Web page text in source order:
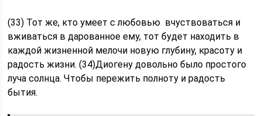
(33) Тот же, кто умеет с любовью вчуствоваться и
вживаться в дарованное ему, тот будет находить в
каждой жизненной мелочи новую глубину, красоту и
радость жизни. (34)Диогену довольно было простого
луча солнца. Чтобы пережить полноту и радость
бытия.